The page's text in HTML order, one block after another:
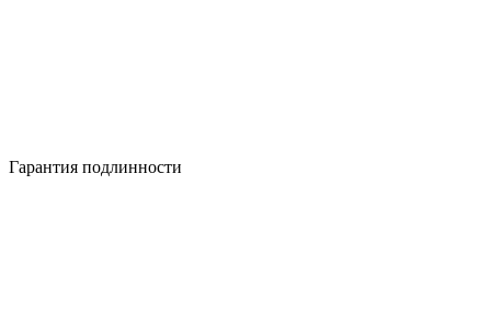
Гарантия подлинности